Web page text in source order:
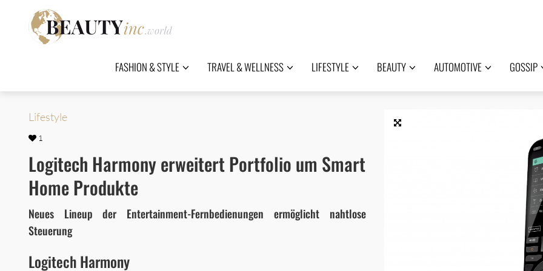
FASHION & STYLE TRAVEL & WELLNESS LIFESTYLE BEAUTY AUTOMOTIVE GOSSIP
Lifestyle
1
Logitech Harmony erweitert Portfolio um Smart
Home Produkte
Neues Lineup der Entertainment-Fernbedienungen ermöglicht nahtlose
Steuerung
Logitech Harmony